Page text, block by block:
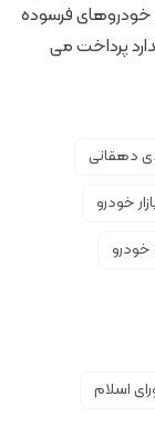
خودروهای فرسوده
پرداخت می
دهقانی
خودرو
اسلام